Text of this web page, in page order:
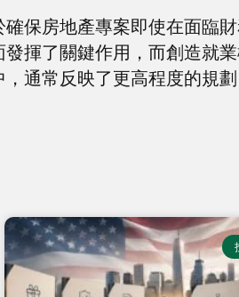
保房地產專案即使在面臨
揮了關鍵作用，而創造就
通常反映了更高程度的規劃